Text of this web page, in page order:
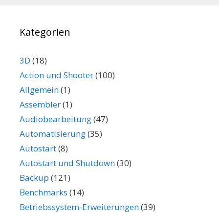
Kategorien
3D (18)
Action und Shooter(100)
Allgemein(1)
Assembler(1)
Audiobearbeitung(47)
Automatisierung(35)
Autostart(8)
Autostart und Shutdown(30)
Backup (121)
Benchmarks (14)
Betriebssystem-Erweiterungen(39)